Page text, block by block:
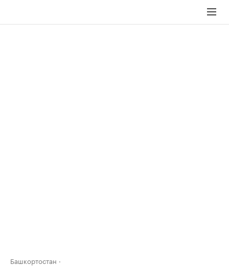
Башкортостан